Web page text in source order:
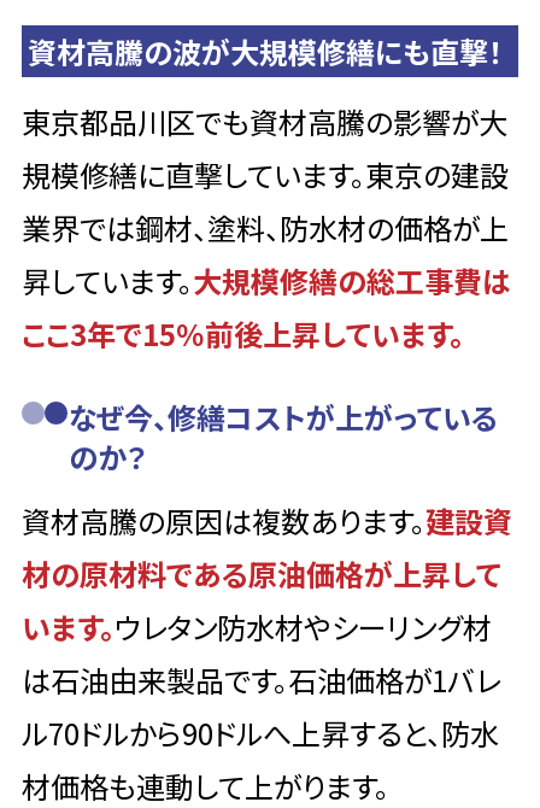
資材高騰の波が大規模修繕にも直撃！
東京都品川区でも資材高騰の影響が大
規模修繕に直撃しています。東京の建設
業界では鋼材、塗料、防水材の価格が上
昇しています。大規模修繕の総工事費は
ここ3年で15％前後上昇しています。
なぜ今、修繕コストが上がっている
のか？
資材高騰の原因は複数あります。建設資
材の原材料である原油価格が上昇して
います。ウレタン防水材やシーリング材
は石油由来製品です。石油価格が1バレ
ル70ドルから90ドルへ上昇すると、防水
材価格も連動して上がります。